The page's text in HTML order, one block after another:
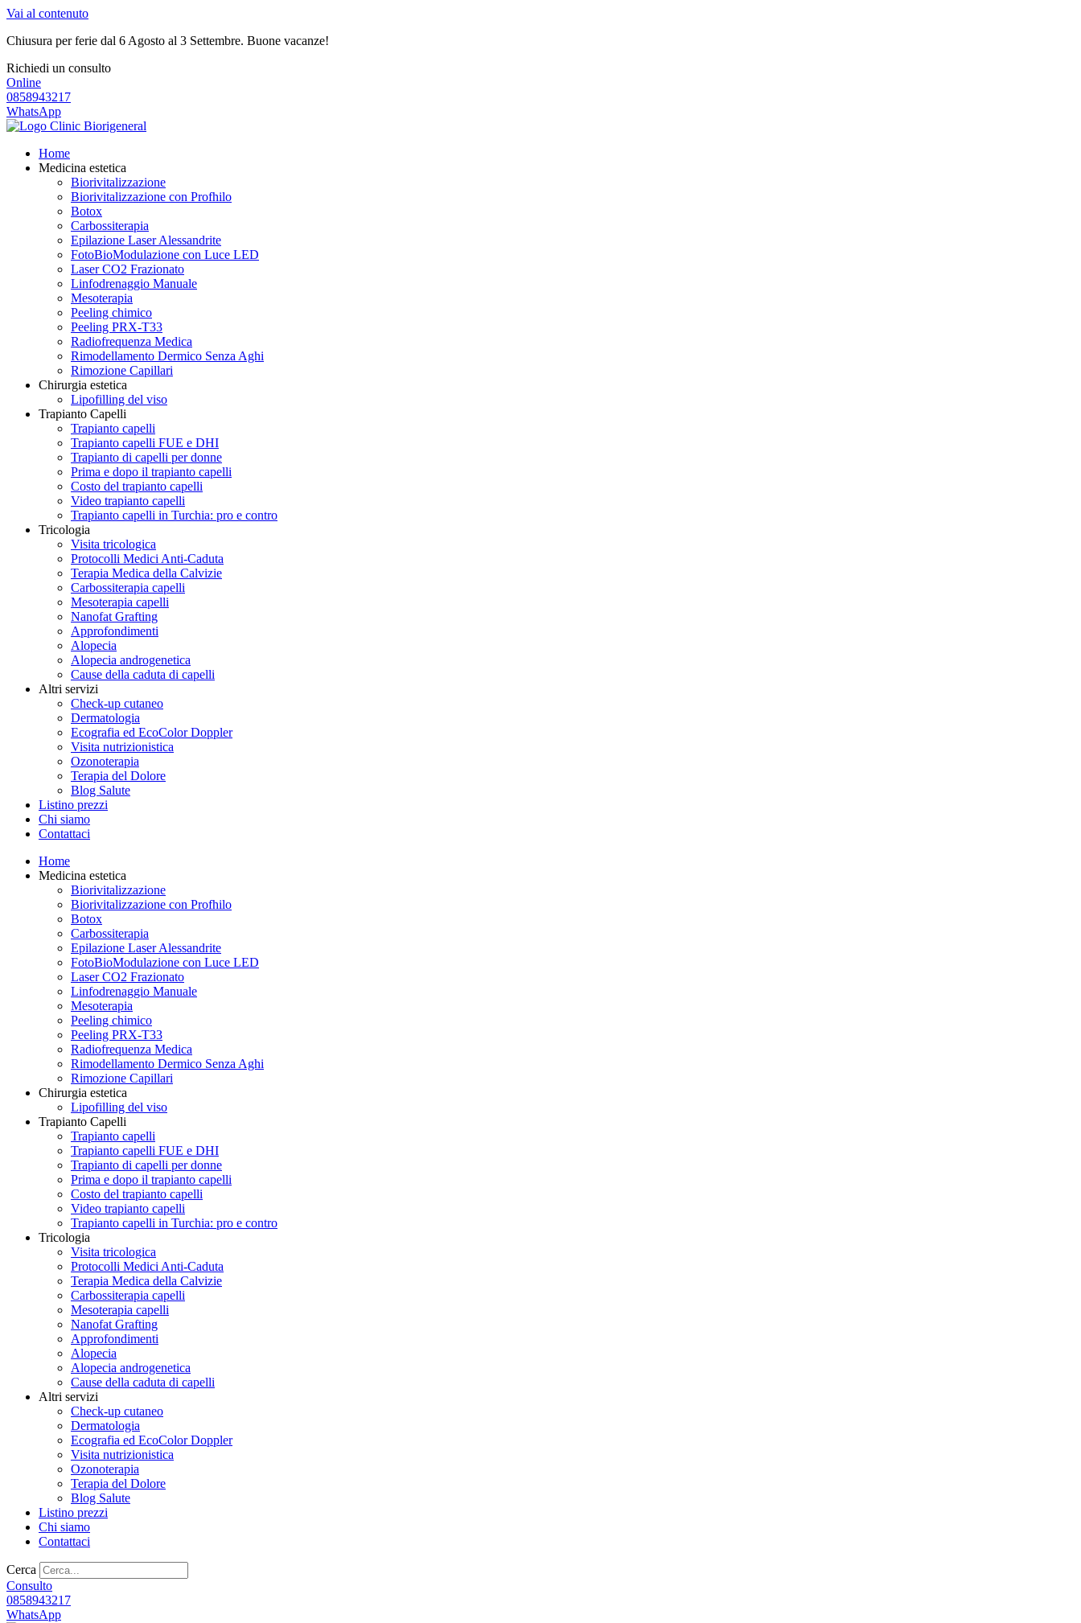
Vai al contenuto
Chiusura per ferie dal 6 Agosto al 3 Settembre. Buone vacanze!
Richiedi un consulto
Online
0858943217
WhatsApp
Home
Medicina estetica
Biorivitalizzazione
Biorivitalizzazione con Profhilo
Botox
Carbossiterapia
Epilazione Laser Alessandrite
FotoBioModulazione con Luce LED
Laser CO2 Frazionato
Linfodrenaggio Manuale
Mesoterapia
Peeling chimico
Peeling PRX-T33
Radiofrequenza Medica
Rimodellamento Dermico Senza Aghi
Rimozione Capillari
Chirurgia estetica
Lipofilling del viso
Trapianto Capelli
Trapianto capelli
Trapianto capelli FUE e DHI
Trapianto di capelli per donne
Prima e dopo il trapianto capelli
Costo del trapianto capelli
Video trapianto capelli
Trapianto capelli in Turchia: pro e contro
Tricologia
Visita tricologica
Protocolli Medici Anti-Caduta
Terapia Medica della Calvizie
Carbossiterapia capelli
Mesoterapia capelli
Nanofat Grafting
Approfondimenti
Alopecia
Alopecia androgenetica
Cause della caduta di capelli
Altri servizi
Check-up cutaneo
Dermatologia
Ecografia ed EcoColor Doppler
Visita nutrizionistica
Ozonoterapia
Terapia del Dolore
Blog Salute
Listino prezzi
Chi siamo
Contattaci
Home
Medicina estetica
Biorivitalizzazione
Biorivitalizzazione con Profhilo
Botox
Carbossiterapia
Epilazione Laser Alessandrite
FotoBioModulazione con Luce LED
Laser CO2 Frazionato
Linfodrenaggio Manuale
Mesoterapia
Peeling chimico
Peeling PRX-T33
Radiofrequenza Medica
Rimodellamento Dermico Senza Aghi
Rimozione Capillari
Chirurgia estetica
Lipofilling del viso
Trapianto Capelli
Trapianto capelli
Trapianto capelli FUE e DHI
Trapianto di capelli per donne
Prima e dopo il trapianto capelli
Costo del trapianto capelli
Video trapianto capelli
Trapianto capelli in Turchia: pro e contro
Tricologia
Visita tricologica
Protocolli Medici Anti-Caduta
Terapia Medica della Calvizie
Carbossiterapia capelli
Mesoterapia capelli
Nanofat Grafting
Approfondimenti
Alopecia
Alopecia androgenetica
Cause della caduta di capelli
Altri servizi
Check-up cutaneo
Dermatologia
Ecografia ed EcoColor Doppler
Visita nutrizionistica
Ozonoterapia
Terapia del Dolore
Blog Salute
Listino prezzi
Chi siamo
Contattaci
Cerca
Consulto
0858943217
WhatsApp